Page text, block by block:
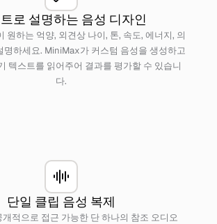
로 설명하는 음성 디자인
원하는 억양, 외견상 나이, 톤, 속도, 에너지, 의
명하세요. MiniMax가 커스텀 음성을 생성하고
텍스트를 읽어주어 결과를 평가할 수 있습니
다.
단일 클립 음성 복제
개적으로 접근 가능한 단 하나의 참조 오디오